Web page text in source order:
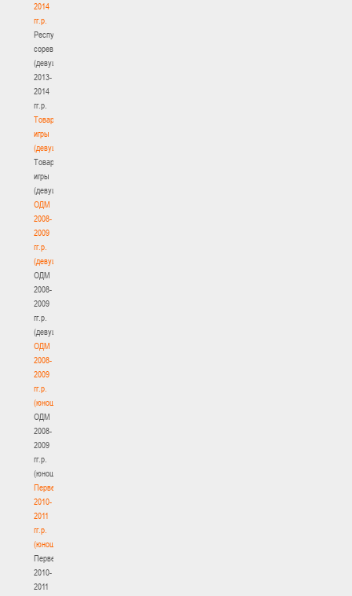
2014
гг.р.
Республиканские
соревнования
(девушки)
2013-
2014
гг.р.
Товарищеские
игры
(девушки)
Товарищеские
игры
(девушки)
ОДМ
2008-
2009
гг.р.
(девушки)
ОДМ
2008-
2009
гг.р.
(девушки)
ОДМ
2008-
2009
гг.р.
(юноши)
ОДМ
2008-
2009
гг.р.
(юноши)
Первенство
2010-
2011
гг.р.
(юноши)
Первенство
2010-
2011